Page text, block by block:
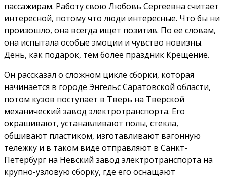
пассажирам. Работу свою Любовь Сергеевна считает
интересной, потому что люди интересные. Что бы ни
произошло, она всегда ищет позитив. По ее словам,
она испытала особые эмоции и чувство новизны.
День, как подарок, тем более праздник Крещение.
Он рассказал о сложном цикле сборки, которая
начинается в городе Энгельс Саратовской области,
потом кузов поступает в Тверь на Тверской
механический завод электротранспорта. Его
окрашивают, устанавливают полы, стекла,
обшивают пластиком, изготавливают вагонную
тележку и в таком виде отправляют в Санкт-
Петербург на Невский завод электротранспорта на
крупно-узловую сборку, где его оснащают